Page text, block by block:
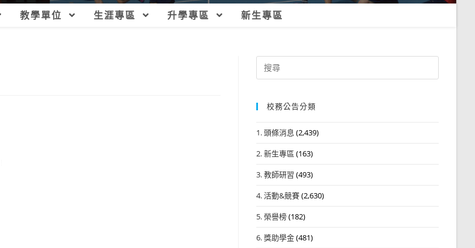
教學單位 生涯專區 升學專區 新生專區
Search
for:
校務公告分類
1. 頭條消息 (2,439)
2. 新生專區 (163)
3. 教師研習 (493)
4. 活動&競賽(2,630)
5. 榮譽榜(182)
6. 獎助學金(481)